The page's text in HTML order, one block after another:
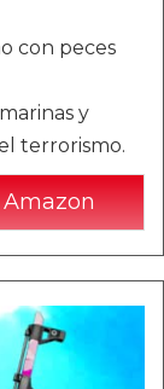
con peces
y
terrorismo.